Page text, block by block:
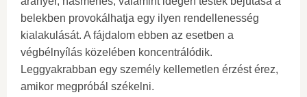
belekben provokálhatja egy ilyen rendellenesség
kialakulását. A fájdalom ebben az esetben a
végbélnyílás közelében koncentrálódik.
Leggyakrabban egy személy kellemetlen érzést érez,
amikor megpróbál székelni.